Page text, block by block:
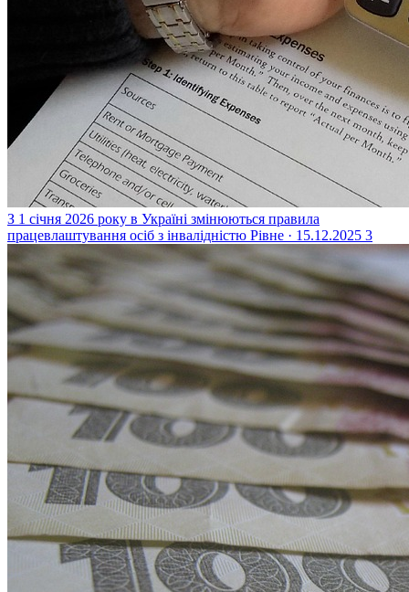
З 1 січня 2026 року в Україні змінюються правила
працевлаштування осіб з інвалідністю Рівне · 15.12.2025 3